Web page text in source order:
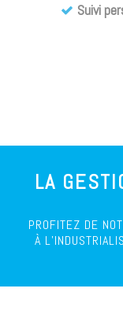
Suivi
LA
PROFITEZ DE
À